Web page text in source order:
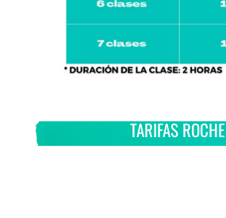
TARIFAS ROCHE